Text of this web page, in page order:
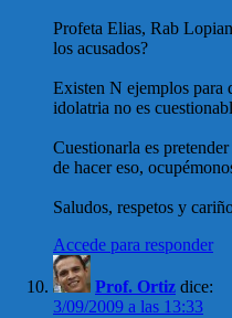
Profeta Elias, Rab
los acusados?
Existen N ejemplos para
idolatria no es
Cuestionarla es
de hacer eso,
Saludos, respetos y
Accede para responder
Prof. Ortiz dice:
3/09/2009 a las 13:33